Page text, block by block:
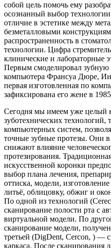
собой цель помочь ему
осознанный выбор технологии
отличие в эстетике между
безметалловыми
распространенность в
технологии. Цифра
клинические и лабораторные
Первым смоделировал
компьютера Франсуа Дюре, Ии
первая изготовленная по
зафиксирована его жене в
Сегодня мы имеем уже целый
зуботехнических
компьютерных систем,
точные зубные протезы. Они в
снижают влияние
протезирования.
искусственной коронки
выбор плана лечения,
оттиска, модели,
литьё, облицовку, обжиг и
По одной из технологий
сканирование полости рта с
виртуальной модели. По
сканирование модели,
третьей (DigDent, Cercon, ) —
каркаса. После сканирования